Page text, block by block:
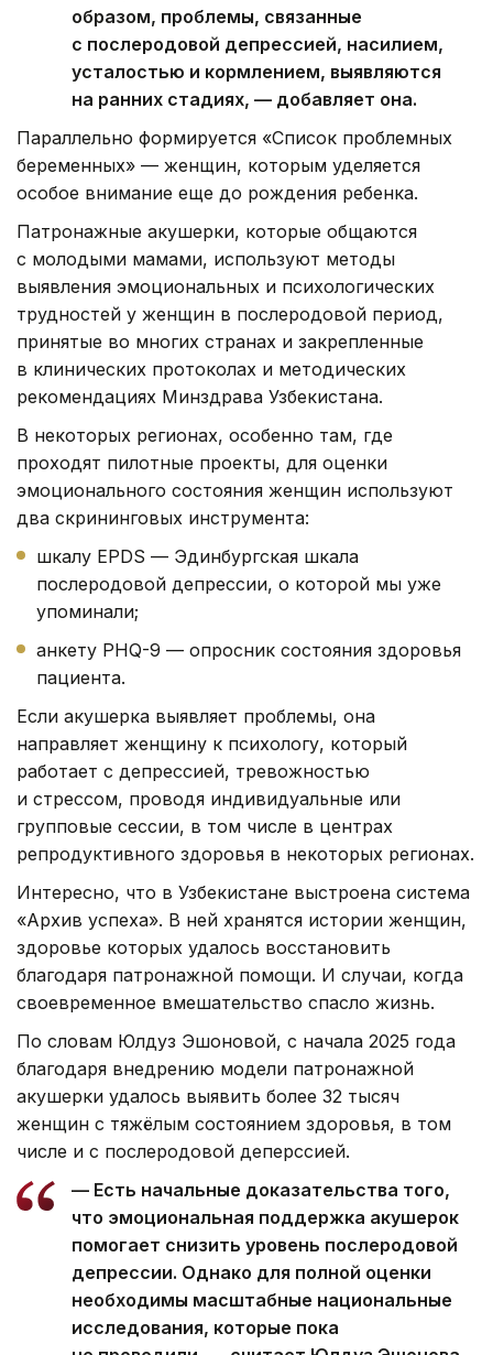
образом, проблемы, связанные
с послеродовой депрессией, насилием,
усталостью и кормлением, выявляются
на ранних стадиях, — добавляет она.
Параллельно формируется «Список проблемных
беременных» — женщин, которым уделяется
особое внимание еще до рождения ребенка.
Патронажные акушерки, которые общаются
с молодыми мамами, используют методы
выявления эмоциональных и психологических
трудностей у женщин в послеродовой период,
принятые во многих странах и закрепленные
в клинических протоколах и методических
рекомендациях Минздрава Узбекистана.
В некоторых регионах, особенно там, где
проходят пилотные проекты, для оценки
эмоционального состояния женщин используют
два скрининговых инструмента:
шкалу EPDS — Эдинбургская шкала
послеродовой депрессии, о которой мы уже
упоминали;
анкету PHQ-9 — опросник состояния здоровья
пациента.
Если акушерка выявляет проблемы, она
направляет женщину к психологу, который
работает с депрессией, тревожностью
и стрессом, проводя индивидуальные или
групповые сессии, в том числе в центрах
репродуктивного здоровья в некоторых регионах.
Интересно, что в Узбекистане выстроена система
«Архив успеха». В ней хранятся истории женщин,
здоровье которых удалось восстановить
благодаря патронажной помощи. И случаи, когда
своевременное вмешательство спасло жизнь.
По словам Юлдуз Эшоновой, с начала 2025 года
благодаря внедрению модели патронажной
акушерки удалось выявить более 32 тысяч
женщин с тяжёлым состоянием здоровья, в том
числе и с послеродовой деперссией.
— Есть начальные доказательства того,
что эмоциональная поддержка акушерок
помогает снизить уровень послеродовой
депрессии. Однако для полной оценки
необходимы масштабные национальные
исследования, которые пока